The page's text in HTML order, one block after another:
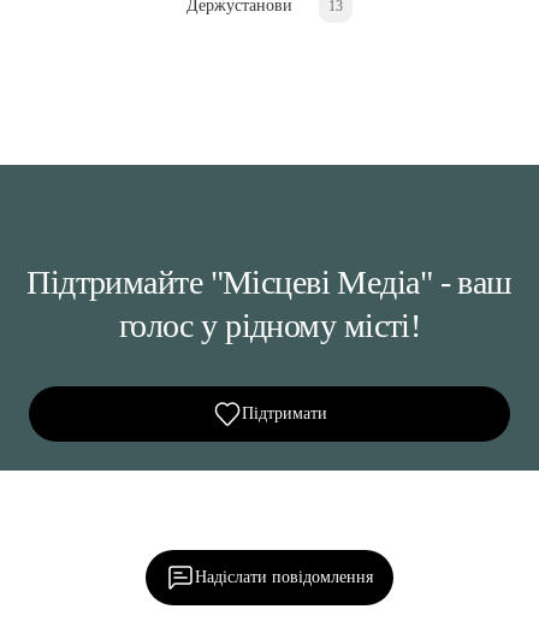
Держустанови 13
Підтримайте "Місцеві Медіа" - ваш
голос у рідному місті!
Підтримати
Надіслати повідомлення